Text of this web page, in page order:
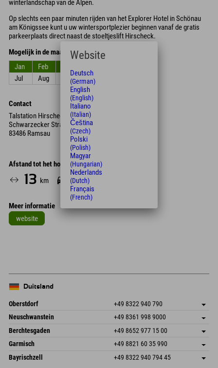
winterlandschap van de Alpen.
Op slechts een paar minuten rijden van het Explorer Hotel in Schönau
am Königssee kunt u uw wintersportplezier beginnen vanaf de gratis
parkeerplaats direct naast de stoeltjeslift Hirscheck.
Mogelijk in de maanden
Jan
Feb
Jul
Aug Sep Okt
Contact
Talstation Hirscheck Sesselbahn
Schwarzecker Straße 80
83486 Ramsau
Afstand tot het hotel
13 km 19 Min.
Meer informatie
website
Duitsland
Oberstdorf +49 8322 940 790
An der Breitach 3
Duitsland
Adres opslaan
Booking
Neuschwanstein +49 8361 998 9000
An der Riese 45
87484 Nesselwang im Allgäu
Duitsland
Adres opslaan
Aankomstinformatie
Booking
Berchtesgaden +49 8652 977 15 00
Hofreitstr. 7
Duitsland
Adres opslaan
Booking
Garmisch +49 8821 60 35 990
Frickenstraße 22
82490 Farchant
Adres opslaan
Aankomstinformatie
Bayrischzell +49 8322 940 794 45
Website
Deutsch
(German)
English
(English)
Italiano
(Italian)
Čeština
(Czech)
Polski
(Polish)
Magyar
(Hungarian)
Nederlands
(Dutch)
Français
(French)